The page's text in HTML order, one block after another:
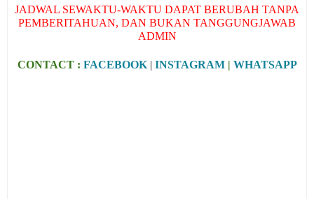
JADWAL SEWAKTU-WAKTU DAPAT BERUBAH TANPA
PEMBERITAHUAN, DAN BUKAN TANGGUNGJAWAB
ADMIN
CONTACT : FACEBOOK| INSTAGRAM| WHATSAPP